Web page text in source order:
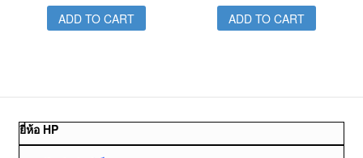
ADD TO CART
ADD TO CART
ยี่ห้อ HP